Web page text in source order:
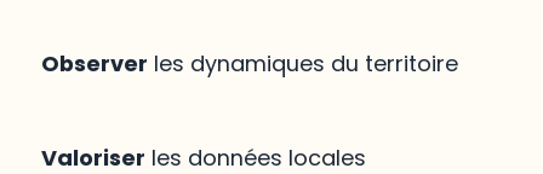
Observer les dynamiques du territoire
Valoriser les données locales